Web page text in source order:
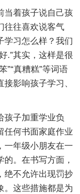
当着孩子说自己孩
往往喜欢说客气
学习怎么样？我们
.”其实，这样是很
”“真糟糕”等词语
影响孩子学习、
孩子加重学业负
任何书面家庭作业
一年级小朋友在一
。在书写方面，
绝不允许出现罚抄
。这些措施都是为